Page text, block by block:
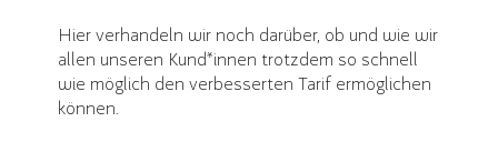
Hier verhandeln wir noch darüber, ob und wie wir
allen unseren Kund*innen trotzdem so schnell
wie möglich den verbesserten Tarif ermöglichen
können.